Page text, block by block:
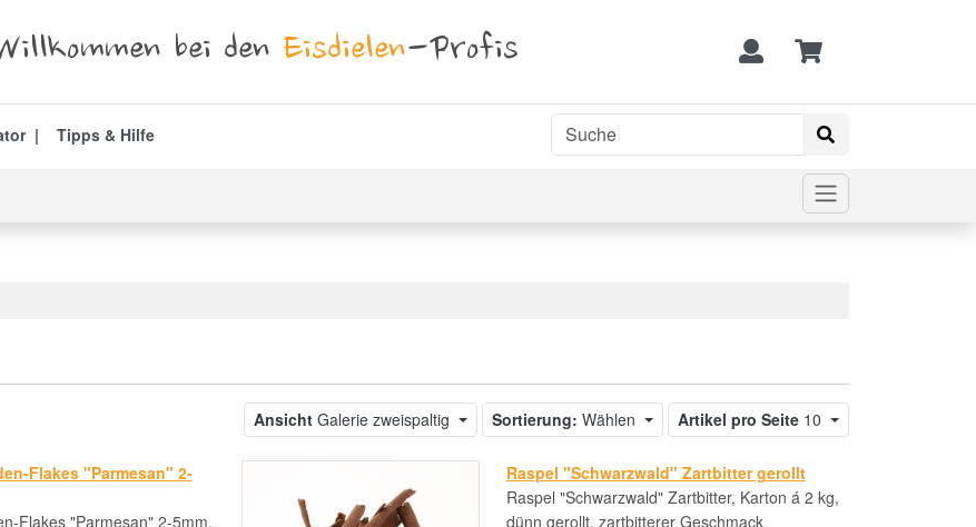
bei den Eisdielen-Profis
Tipps & Hilfe
Ansicht Galerie zweispaltig Sortierung: Wählen Artikel pro Seite 10
Flakes "Parmesan" 2-
Flakes "Parmesan" 2-5mm,
Raspel "Schwarzwald" Zartbitter gerollt
Raspel "Schwarzwald" Zartbitter, Karton á 2 kg,
dünn gerollt, zartbitterer Geschmack